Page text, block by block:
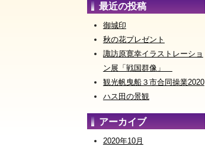
最近の投稿
御城印
秋の花プレゼント
諏訪原寛幸イラストレーショ
ン展「戦国群像」
観光帆曳船３市合同操業2020
ハス田の景観
アーカイブ
2020年10月